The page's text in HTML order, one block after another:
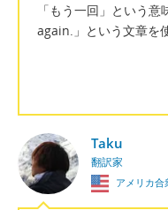
「もう一回」という
again.」という文章を
Taku
翻訳家
アメリカ合